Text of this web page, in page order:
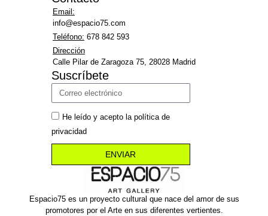
Espacio75 es un proyecto cultural que nace del amor de sus
promotores por el Arte en sus diferentes vertientes.
Email:
info@espacio75.com
Teléfono: 678 842 593
Dirección
Calle Pilar de Zaragoza 75, 28028 Madrid
Suscríbete
He leído y acepto la política de
privacidad
ENVIAR